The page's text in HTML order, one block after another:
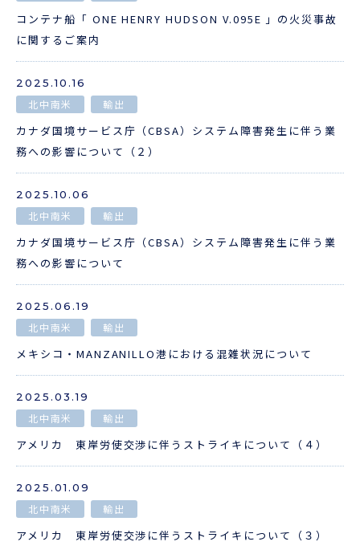
コンテナ船「 ONE HENRY HUDSON V.095E 」の火災事故
に関するご案内
2025.10.16
北中南米 輸出
カナダ国境サービス庁（CBSA）システム障害発生に伴う業
務への影響について（２）
2025.10.06
北中南米 輸出
カナダ国境サービス庁（CBSA）システム障害発生に伴う業
務への影響について
2025.06.19
北中南米 輸出
メキシコ・MANZANILLO港における混雑状況について
2025.03.19
北中南米 輸出
アメリカ 東岸労使交渉に伴うストライキについて（４）
2025.01.09
北中南米 輸出
アメリカ 東岸労使交渉に伴うストライキについて（３）